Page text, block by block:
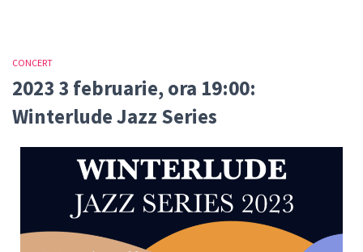
CONCERT
2023 3 februarie, ora 19:00:
Winterlude Jazz Series